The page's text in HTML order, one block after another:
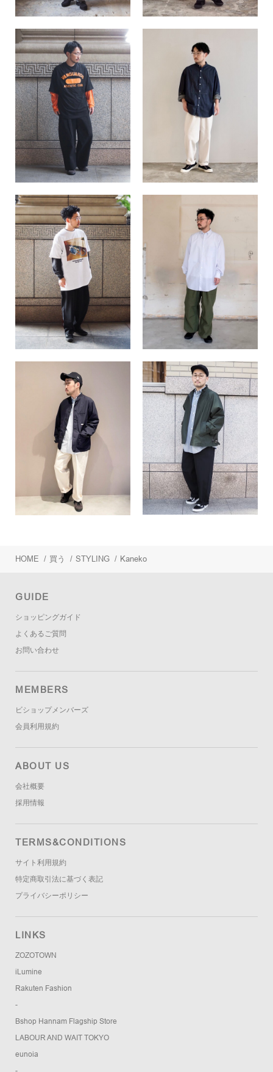
HOME / 買う / STYLING / Kaneko
GUIDE
ショッピングガイド
よくあるご質問
お問い合わせ
MEMBERS
ビショップメンバーズ
会員利用規約
ABOUT US
会社概要
採用情報
TERMS&CONDITIONS
サイト利用規約
特定商取引法に基づく表記
プライバシーポリシー
LINKS
ZOZOTOWN
iLumine
Rakuten Fashion
-
Bshop Hannam Flagship Store
LABOUR AND WAIT TOKYO
eunoia